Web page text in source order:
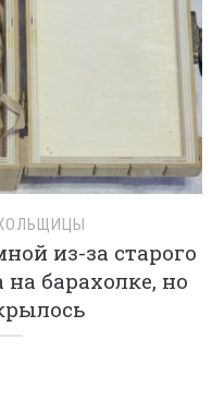
из-за старого
барахолке, но